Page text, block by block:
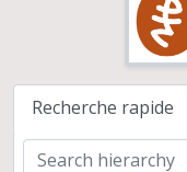
Recherche rapide